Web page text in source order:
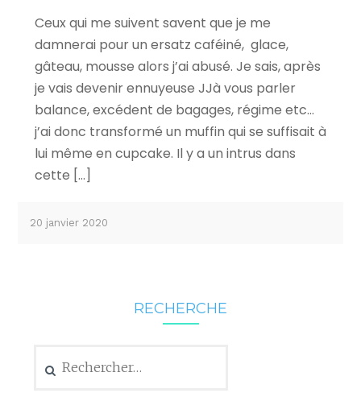
Ceux qui me suivent savent que je me
damnerai pour un ersatz caféiné, glace,
gâteau, mousse alors j’ai abusé. Je sais, après
je vais devenir ennuyeuse JJà vous parler
balance, excédent de bagages, régime etc…
j’ai donc transformé un muffin qui se suffisait à
lui même en cupcake. Il y a un intrus dans
cette […]
20 janvier 2020
RECHERCHE